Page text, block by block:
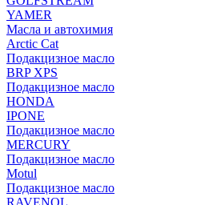
YAMER
Масла и автохимия
Arctic Cat
Подакцизное масло
BRP XPS
Подакцизное масло
HONDA
IPONE
Подакцизное масло
MERCURY
Подакцизное масло
Motul
Подакцизное масло
RAVENOL